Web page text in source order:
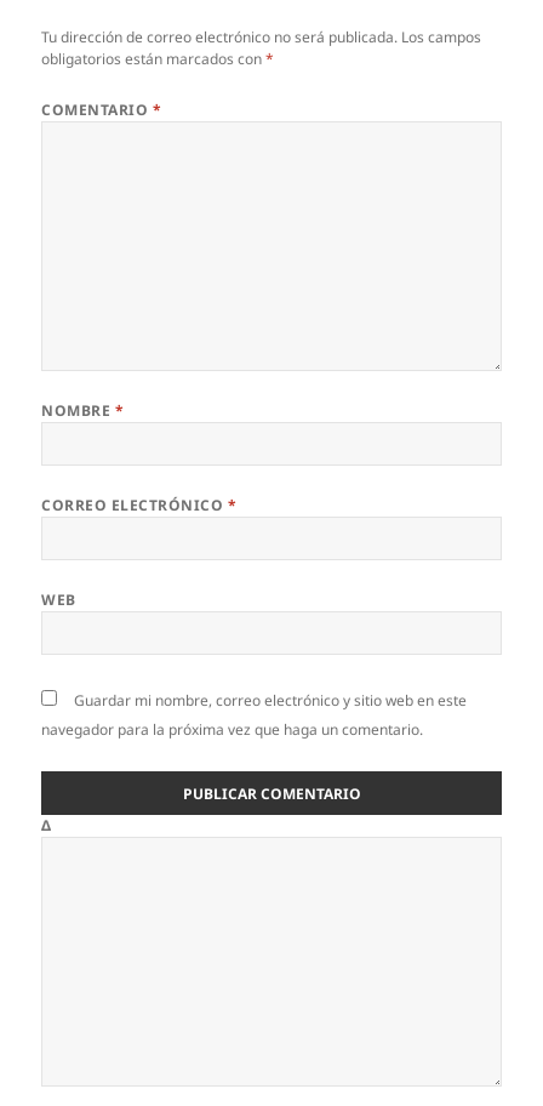
Tu dirección de correo electrónico no será publicada. Los campos
obligatorios están marcados con*
COMENTARIO *
NOMBRE *
CORREO ELECTRÓNICO *
WEB
Guardar mi nombre, correo electrónico y sitio web en este
navegador para la próxima vez que haga un comentario.
Δ